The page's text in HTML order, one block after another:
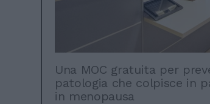
Una MOC gratuita per
patologia che colpisce in
in menopausa